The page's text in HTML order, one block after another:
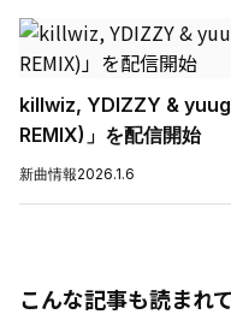
killwiz, YDIZZY &
REMIX)」を配信開始
新曲情報2026.1.6
こんな記事も読まれ